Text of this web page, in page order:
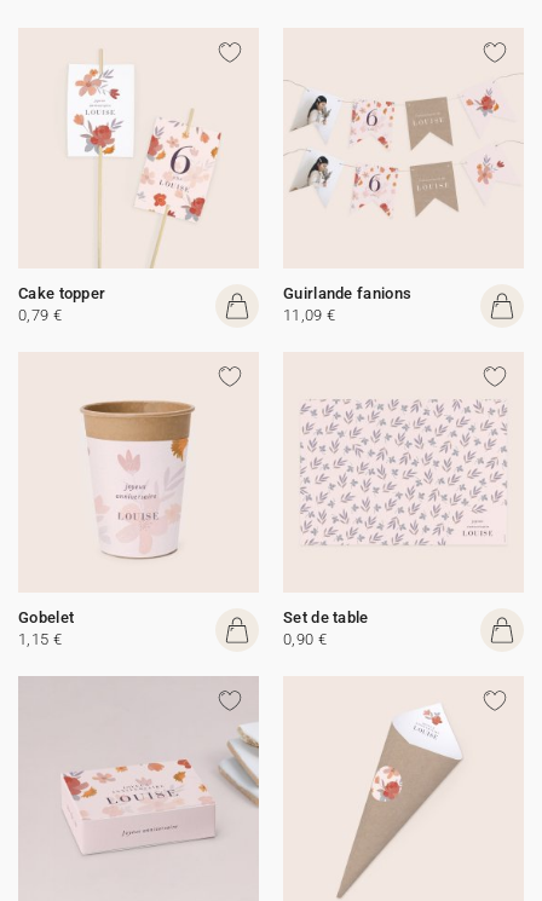
Cake topper
0,79 €
Guirlande fanions
11,09 €
Gobelet
1,15 €
Set de table
0,90 €